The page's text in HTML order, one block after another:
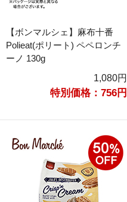
【ボンマルシェ】麻布十番
Polieat(ポリート) ペペロンチ
ーノ 130g
1,080円
特別価格：756円